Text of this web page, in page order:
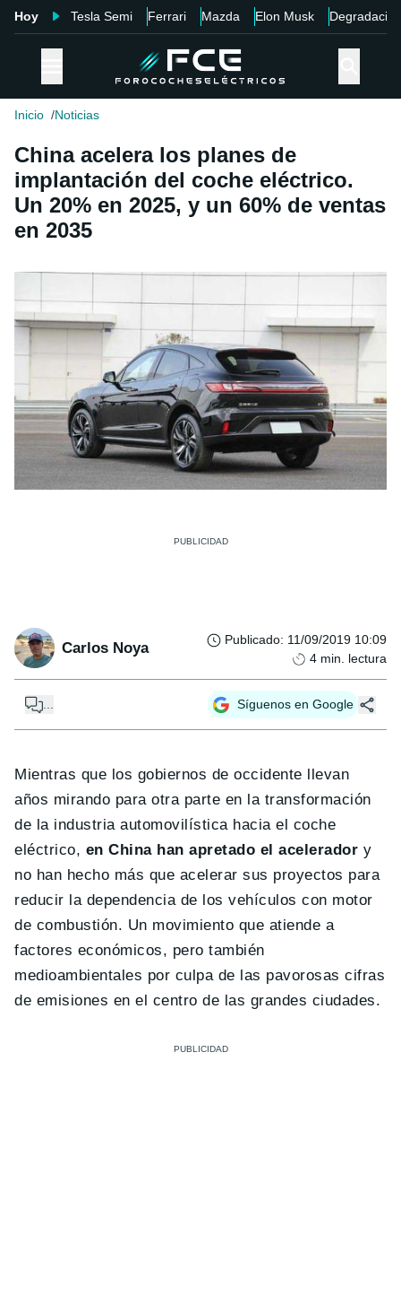
Hoy Tesla Semi Ferrari Mazda Elon Musk Degradación
Inicio Noticias
China acelera los planes de
implantación del coche eléctrico.
Un 20% en 2025, y un 60% de ventas
en 2035
Carlos Noya Publicado: 11/09/2019 10:09
4 min. lectura
... Síguenos en Google
Mientras que los gobiernos de occidente llevan
años mirando para otra parte en la transformación
de la industria automovilística hacia el coche
eléctrico, en China han apretado el acelerador y
no han hecho más que acelerar sus proyectos para
reducir la dependencia de los vehículos con motor
de combustión. Un movimiento que atiende a
factores económicos, pero también
medioambientales por culpa de las pavorosas cifras
de emisiones en el centro de las grandes ciudades.